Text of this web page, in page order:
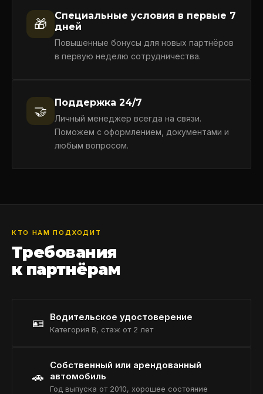
🎁
Специальные условия в первые 7
дней
Повышенные бонусы для новых партнёров
в первую неделю сотрудничества.
🤝
Поддержка 24/7
Личный менеджер всегда на связи.
Поможем с оформлением, документами и
любым вопросом.
КТО НАМ ПОДХОДИТ
Требования
к партнёрам
🪪 Водительское удостоверение
Категория B, стаж от 2 лет
🚗
Собственный или арендованный
автомобиль
Год выпуска от 2010, хорошее состояние